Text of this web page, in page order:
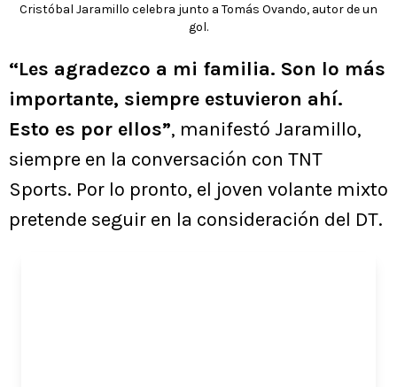
Cristóbal Jaramillo celebra junto a Tomás Ovando, autor de un
gol.
“Les agradezco a mi familia. Son lo más
importante, siempre estuvieron ahí.
Esto es por ellos”, manifestó Jaramillo,
siempre en la conversación con TNT
Sports. Por lo pronto, el joven volante mixto
pretende seguir en la consideración del DT.